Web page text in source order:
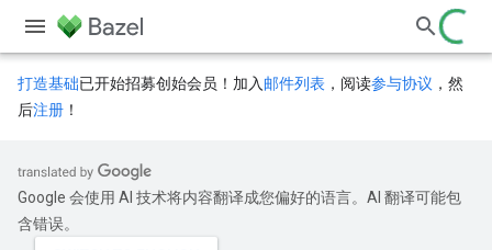
打造基础已开始招募创始会员！加入 邮件列表 ，阅读参与协议 ，然
后注册 ！
Google 会使用 AI 技术将内容翻译成您偏好的语言。AI 翻译可能包
含错误。